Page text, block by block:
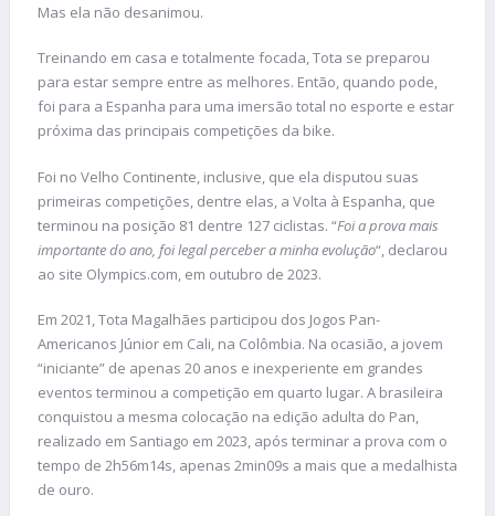
Mas ela não desanimou.
Treinando em casa e totalmente focada, Tota se preparou
para estar sempre entre as melhores. Então, quando pode,
foi para a Espanha para uma imersão total no esporte e estar
próxima das principais competições da bike.
Foi no Velho Continente, inclusive, que ela disputou suas
primeiras competições, dentre elas, a Volta à Espanha, que
terminou na posição 81 dentre 127 ciclistas. “Foi a prova mais
importante do ano, foi legal perceber a minha evolução“, declarou
ao site Olympics.com, em outubro de 2023.
Em 2021, Tota Magalhães participou dos Jogos Pan-
Americanos Júnior em Cali, na Colômbia. Na ocasião, a jovem
“iniciante” de apenas 20 anos e inexperiente em grandes
eventos terminou a competição em quarto lugar. A brasileira
conquistou a mesma colocação na edição adulta do Pan,
realizado em Santiago em 2023, após terminar a prova com o
tempo de 2h56m14s, apenas 2min09s a mais que a medalhista
de ouro.